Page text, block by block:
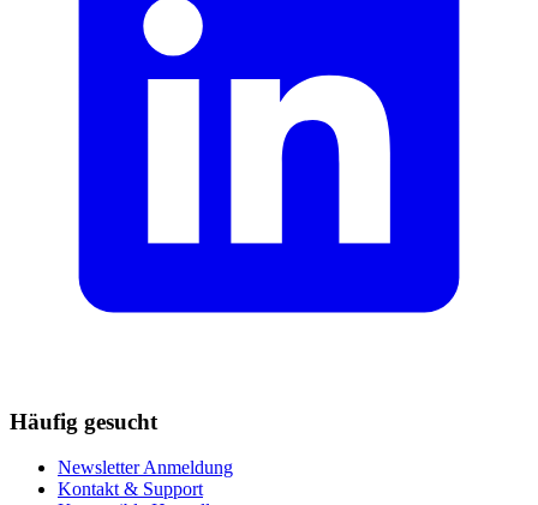
Häufig gesucht
Newsletter Anmeldung
Kontakt & Support